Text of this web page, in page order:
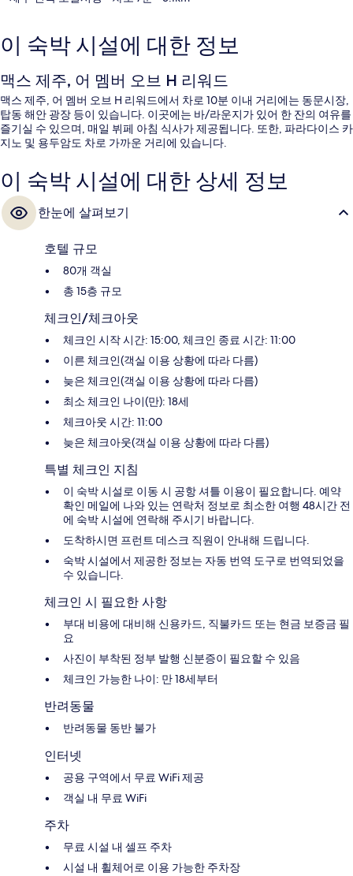
이 숙박 시설에 대한 정보
맥스 제주, 어 멤버 오브 H 리워드
맥스 제주, 어 멤버 오브 H 리워드에서 차로 10분 이내 거리에는 동문시장,
탑동 해안 광장 등이 있습니다. 이곳에는 바/라운지가 있어 한 잔의 여유를
즐기실 수 있으며, 매일 뷔페 아침 식사가 제공됩니다. 또한, 파라다이스 카
지노 및 용두암도 차로 가까운 거리에 있습니다.
이 숙박 시설에 대한 상세 정보
한눈에 살펴보기
호텔 규모
80개 객실
총 15층 규모
체크인/체크아웃
체크인 시작 시간: 15:00, 체크인 종료 시간: 11:00
이른 체크인(객실 이용 상황에 따라 다름)
늦은 체크인(객실 이용 상황에 따라 다름)
최소 체크인 나이(만): 18세
체크아웃 시간: 11:00
늦은 체크아웃(객실 이용 상황에 따라 다름)
특별 체크인 지침
이 숙박 시설로 이동 시 공항 셔틀 이용이 필요합니다. 예약
확인 메일에 나와 있는 연락처 정보로 최소한 여행 48시간 전
에 숙박 시설에 연락해 주시기 바랍니다.
도착하시면 프런트 데스크 직원이 안내해 드립니다.
숙박 시설에서 제공한 정보는 자동 번역 도구로 번역되었을
수 있습니다.
체크인 시 필요한 사항
부대 비용에 대비해 신용카드, 직불카드 또는 현금 보증금 필
요
사진이 부착된 정부 발행 신분증이 필요할 수 있음
체크인 가능한 나이: 만 18세부터
반려동물
반려동물 동반 불가
인터넷
공용 구역에서 무료 WiFi 제공
객실 내 무료 WiFi
주차
무료 시설 내 셀프 주차
시설 내 휠체어로 이용 가능한 주차장